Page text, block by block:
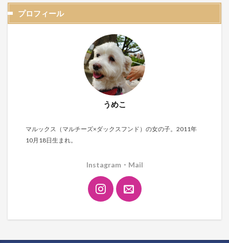
プロフィール
うめこ
マルックス（マルチーズ×ダックスフンド）の女の子。2011年
10月18日生まれ。
Instagram・Mail